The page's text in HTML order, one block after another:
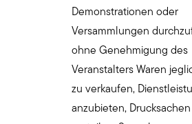
Demonstrationen oder
Versammlungen
ohne Genehmigung des
Veranstalters Waren
zu verkaufen,
anzubieten, Drucksachen